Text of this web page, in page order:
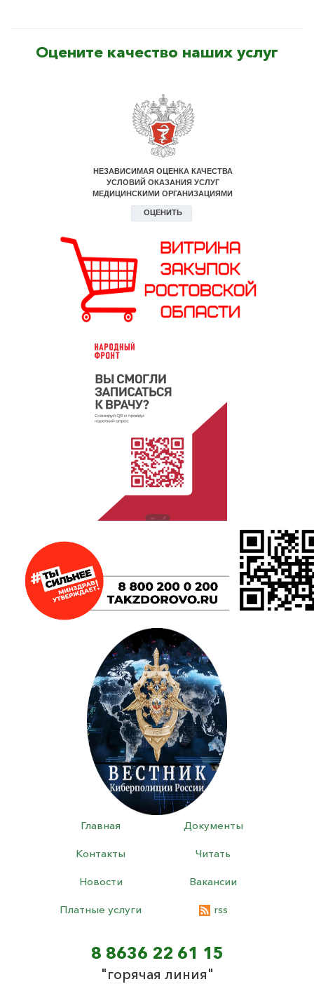
Оцените качество наших услуг
Главная Документы
Контакты Читать
Новости Вакансии
Платные услуги rss
8 8636 22 61 15
"горячая линия"